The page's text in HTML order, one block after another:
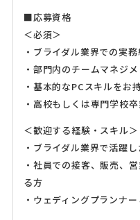
■応募資格
＜必須＞
・ブライダル業界での実
・部門内のチームマネジ
・基本的なPCスキルをお
・高校もしくは専門学校
＜歓迎する経験・スキル＞
・ブライダル業界で活躍
・社員での接客、販売、
る方
・ウェディングプランナ